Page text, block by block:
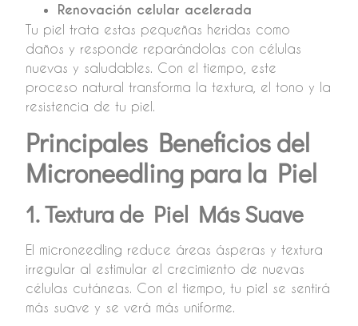
Renovación celular acelerada
Tu piel trata estas pequeñas heridas como
daños y responde reparándolas con células
nuevas y saludables. Con el tiempo, este
proceso natural transforma la textura, el tono y la
resistencia de tu piel.
Principales Beneficios del
Microneedling para la Piel
1. Textura de Piel Más Suave
El microneedling reduce áreas ásperas y textura
irregular al estimular el crecimiento de nuevas
células cutáneas. Con el tiempo, tu piel se sentirá
más suave y se verá más uniforme.